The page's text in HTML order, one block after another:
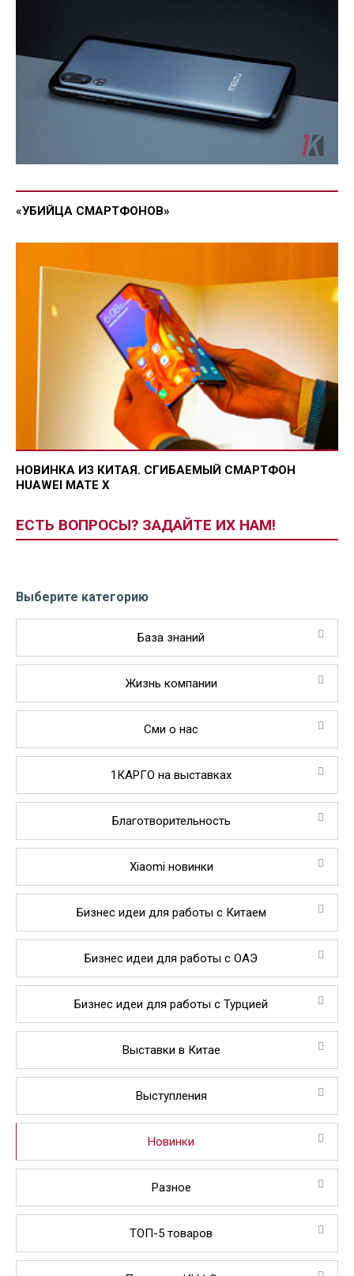
«УБИЙЦА СМАРТФОНОВ»
НОВИНКА ИЗ КИТАЯ. СГИБАЕМЫЙ СМАРТФОН
HUAWEI MATE X
ЕСТЬ ВОПРОСЫ? ЗАДАЙТЕ ИХ НАМ!
Выберите категорию
База знаний
Жизнь компании
Сми о нас
1КАРГО на выставках
Благотворительность
Xiaomi новинки
Бизнес идеи для работы с Китаем
Бизнес идеи для работы с ОАЭ
Бизнес идеи для работы с Турцией
Выставки в Китае
Выступления
Новинки
Разное
ТОП-5 товаров